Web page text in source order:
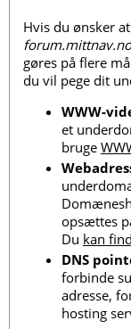
Hvis du ønsker
forum.mittnav.no
gøres på flere
du vil pege dit
WWW-
et
bruge
opsættes
Du kan
DNS
forbinde
adresse,
hosting